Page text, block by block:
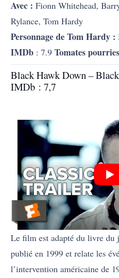
Avec : Fionn Whitehead,
Rylance, Tom Hardy
Personnage de Tom Hardy :
IMDb : 7.9Tomates pourries
Black Hawk Down –
IMDb : 7,7
Le film est adapté du livre
publié en 1999 et relate les
l’intervention américaine de